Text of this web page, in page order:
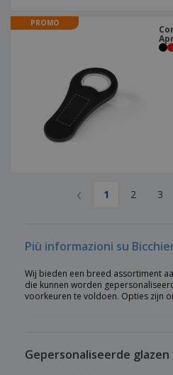
PROMO
‹ 1 2 3
Più informazioni su
Wij bieden een breed assortiment
die kunnen worden
voorkeuren te voldoen. Opties zijn
Gepersonaliseerde glazen